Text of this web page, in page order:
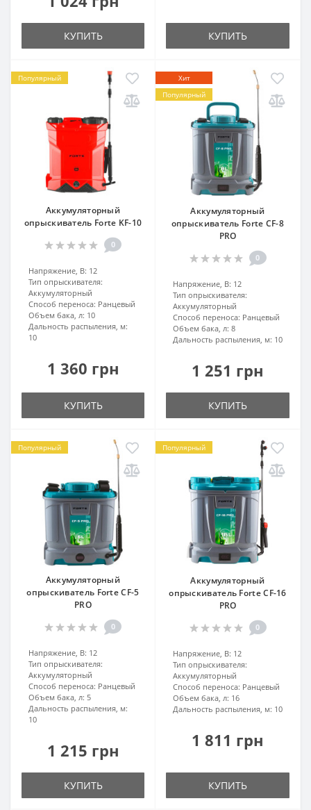
КУПИТЬ КУПИТЬ
Популярный
Аккумуляторный
опрыскиватель Forte KF-10
0
Напряжение, В: 12
Тип опрыскивателя:
Аккумуляторный
Способ переноса: Ранцевый
Объем бака, л: 10
Дальность распыления, м:
10
1 360 грн
КУПИТЬ
Хит
Популярный
Аккумуляторный
опрыскиватель Forte CF-8
PRO
0
Напряжение, В: 12
Тип опрыскивателя:
Аккумуляторный
Способ переноса: Ранцевый
Объем бака, л: 8
Дальность распыления, м: 10
1 251 грн
КУПИТЬ
Популярный
Аккумуляторный
опрыскиватель Forte CF-5
PRO
0
Напряжение, В: 12
Тип опрыскивателя:
Аккумуляторный
Способ переноса: Ранцевый
Объем бака, л: 5
Дальность распыления, м:
10
1 215 грн
КУПИТЬ
Популярный
Аккумуляторный
опрыскиватель Forte CF-16
PRO
0
Напряжение, В: 12
Тип опрыскивателя:
Аккумуляторный
Способ переноса: Ранцевый
Объем бака, л: 16
Дальность распыления, м: 10
1 811 грн
КУПИТЬ